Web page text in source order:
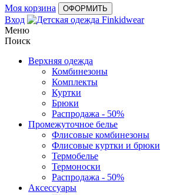
Моя корзина ОФОРМИТЬ
Вход
Меню
Поиск
Верхняя одежда
Комбинезоны
Комплекты
Куртки
Брюки
Распродажа - 50%
Промежуточное белье
Флисовые комбинезоны
Флисовые куртки и брюки
Термобелье
Термоноски
Распродажа - 50%
Аксессуары